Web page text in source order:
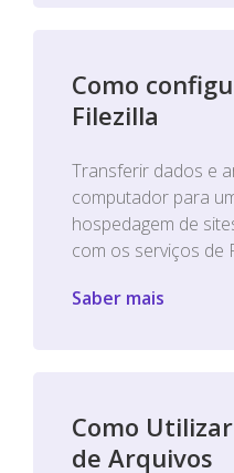
Como
Filezilla
Transferir dados e
computador para
hospedagem de
com os serviços de
Saber mais
Como
de Arquivos